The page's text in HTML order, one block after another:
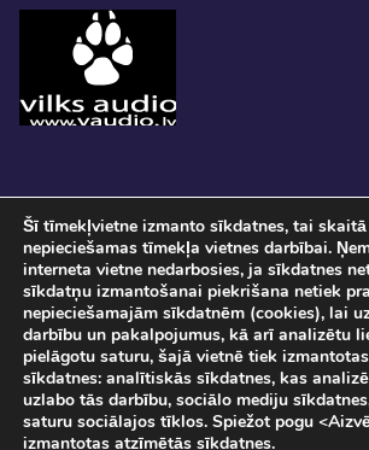
Pasākuma norise tiks fotografēta un filmēta. Ar savu
sniedzat piekrišanu savu personas datu
Sadarbībā arSIA "DATATEKS"
© Staro Rīga 2026
Šī tīmekļvietne izmanto sīkdatnes, tai
nepieciešamas tīmekļa vietnes darbībai.
interneta vietne nedarbosies, ja sīkdatnes
sīkdatņu izmantošanai piekrišana netiek
nepieciešamajām sīkdatnēm (cookies), lai
darbību un pakalpojumus, kā arī analizētu
pielāgotu saturu, šajā vietnē tiek
sīkdatnes: analītiskās sīkdatnes, kas
uzlabo tās darbību, sociālo mediju
saturu sociālajos tīklos. Spiežot pogu
izmantotas atzīmētās sīkdatnes.